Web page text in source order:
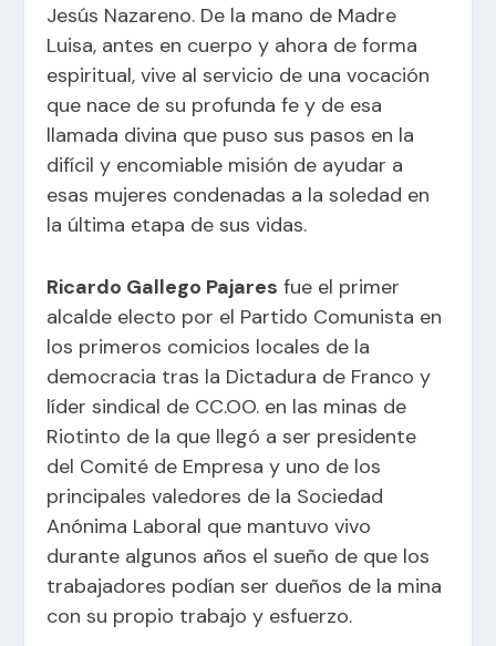
Jesús Nazareno. De la mano de Madre
Luisa, antes en cuerpo y ahora de forma
espiritual, vive al servicio de una vocación
que nace de su profunda fe y de esa
llamada divina que puso sus pasos en la
difícil y encomiable misión de ayudar a
esas mujeres condenadas a la soledad en
la última etapa de sus vidas.
Ricardo Gallego Pajares fue el primer
alcalde electo por el Partido Comunista en
los primeros comicios locales de la
democracia tras la Dictadura de Franco y
líder sindical de CC.OO. en las minas de
Riotinto de la que llegó a ser presidente
del Comité de Empresa y uno de los
principales valedores de la Sociedad
Anónima Laboral que mantuvo vivo
durante algunos años el sueño de que los
trabajadores podían ser dueños de la mina
con su propio trabajo y esfuerzo.